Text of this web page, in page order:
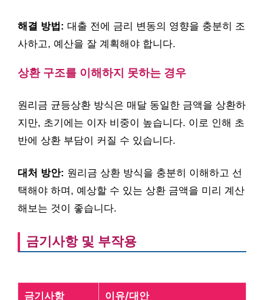
해결 방법: 대출 전에 금리 변동의 영향을 충분히 조
사하고, 예산을 잘 계획해야 합니다.
상환 구조를 이해하지 못하는 경우
원리금 균등상환 방식은 매달 동일한 금액을 상환하
지만, 초기에는 이자 비중이 높습니다. 이로 인해 초
반에 상환 부담이 커질 수 있습니다.
대처 방안: 원리금 상환 방식을 충분히 이해하고 선
택해야 하며, 예상할 수 있는 상환 금액을 미리 계산
해보는 것이 좋습니다.
금기사항 및 부작용
금기사항 이유/대안